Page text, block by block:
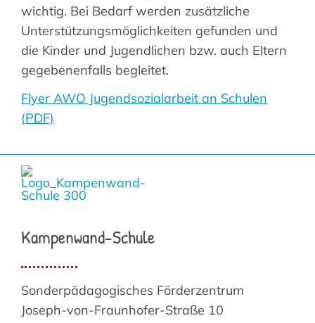
wichtig. Bei Bedarf werden zusätzliche
Unterstützungsmöglichkeiten gefunden und
die Kinder und Jugendlichen bzw. auch Eltern
gegebenenfalls begleitet.
Flyer AWO Jugendsozialarbeit an Schulen
(PDF)
Kampenwand-Schule
Sonderpädagogisches Förderzentrum
Joseph-von-Fraunhofer-Straße 10